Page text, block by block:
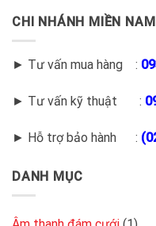
CHI NHÁNH MIỀN NAM
► Tư vấn mua hàng :
► Tư vấn kỹ thuật :
► Hỗ trợ bảo hành :
DANH MỤC